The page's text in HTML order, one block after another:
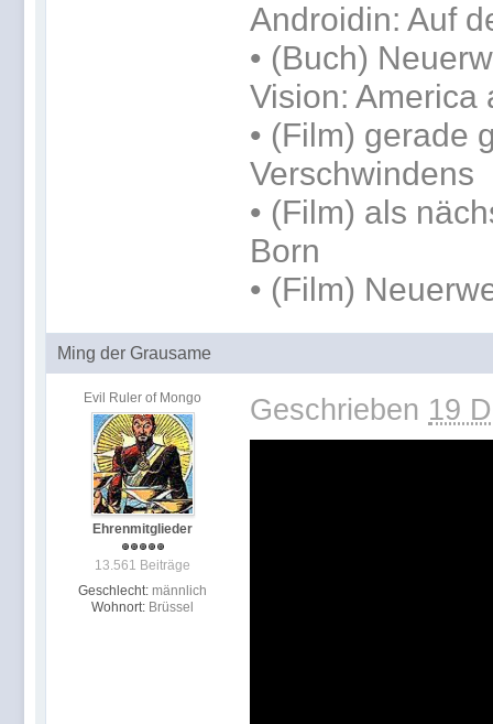
Androidin: Auf
• (Buch)
Vision: America
• (Film) gerade
Verschwindens
• (Film) als
Born
• (Film)
Ming der Grausame
Evil Ruler of Mongo
Ehrenmitglieder
13.561 Beiträge
Geschlecht: männlich
Wohnort: Brüssel
Geschrieben 19